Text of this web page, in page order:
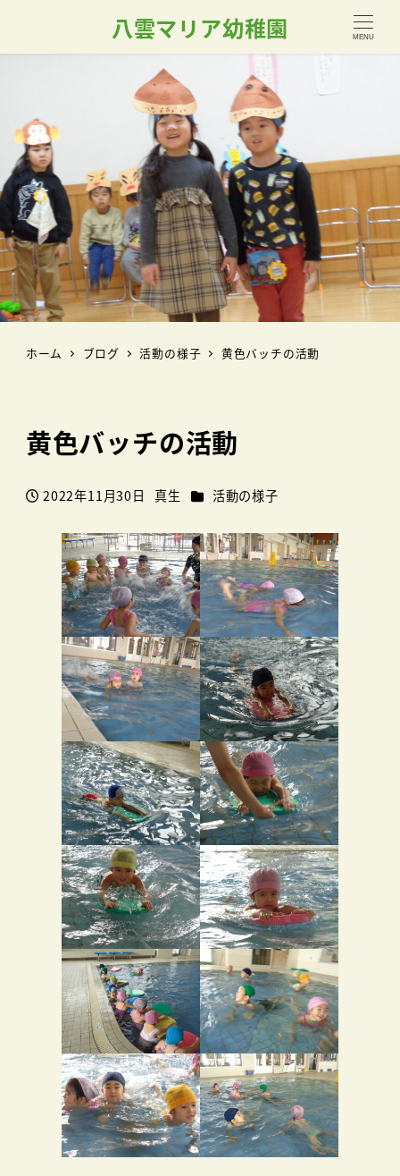
八雲マリア幼稚園 MENU
ホーム ブログ 活動の様子 黄色バッチの活動
黄色バッチの活動
投稿日
2022年11月30日
著
真生 カテゴリー
活動の様子